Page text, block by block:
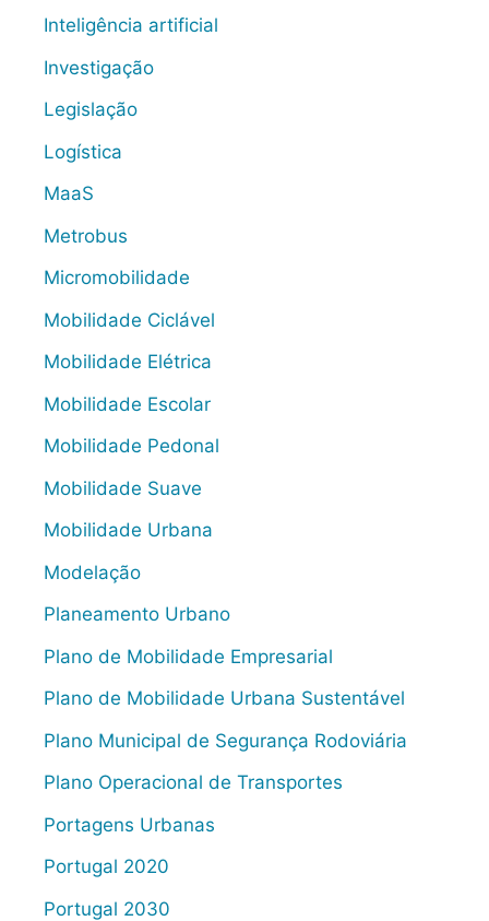
Inteligência artificial
Investigação
Legislação
Logística
MaaS
Metrobus
Micromobilidade
Mobilidade Ciclável
Mobilidade Elétrica
Mobilidade Escolar
Mobilidade Pedonal
Mobilidade Suave
Mobilidade Urbana
Modelação
Planeamento Urbano
Plano de Mobilidade Empresarial
Plano de Mobilidade Urbana Sustentável
Plano Municipal de Segurança Rodoviária
Plano Operacional de Transportes
Portagens Urbanas
Portugal 2020
Portugal 2030